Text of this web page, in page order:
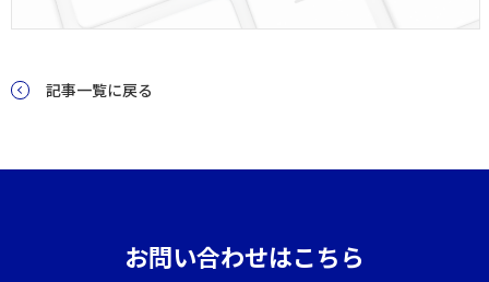
記事一覧に戻る
お問い合わせはこちら